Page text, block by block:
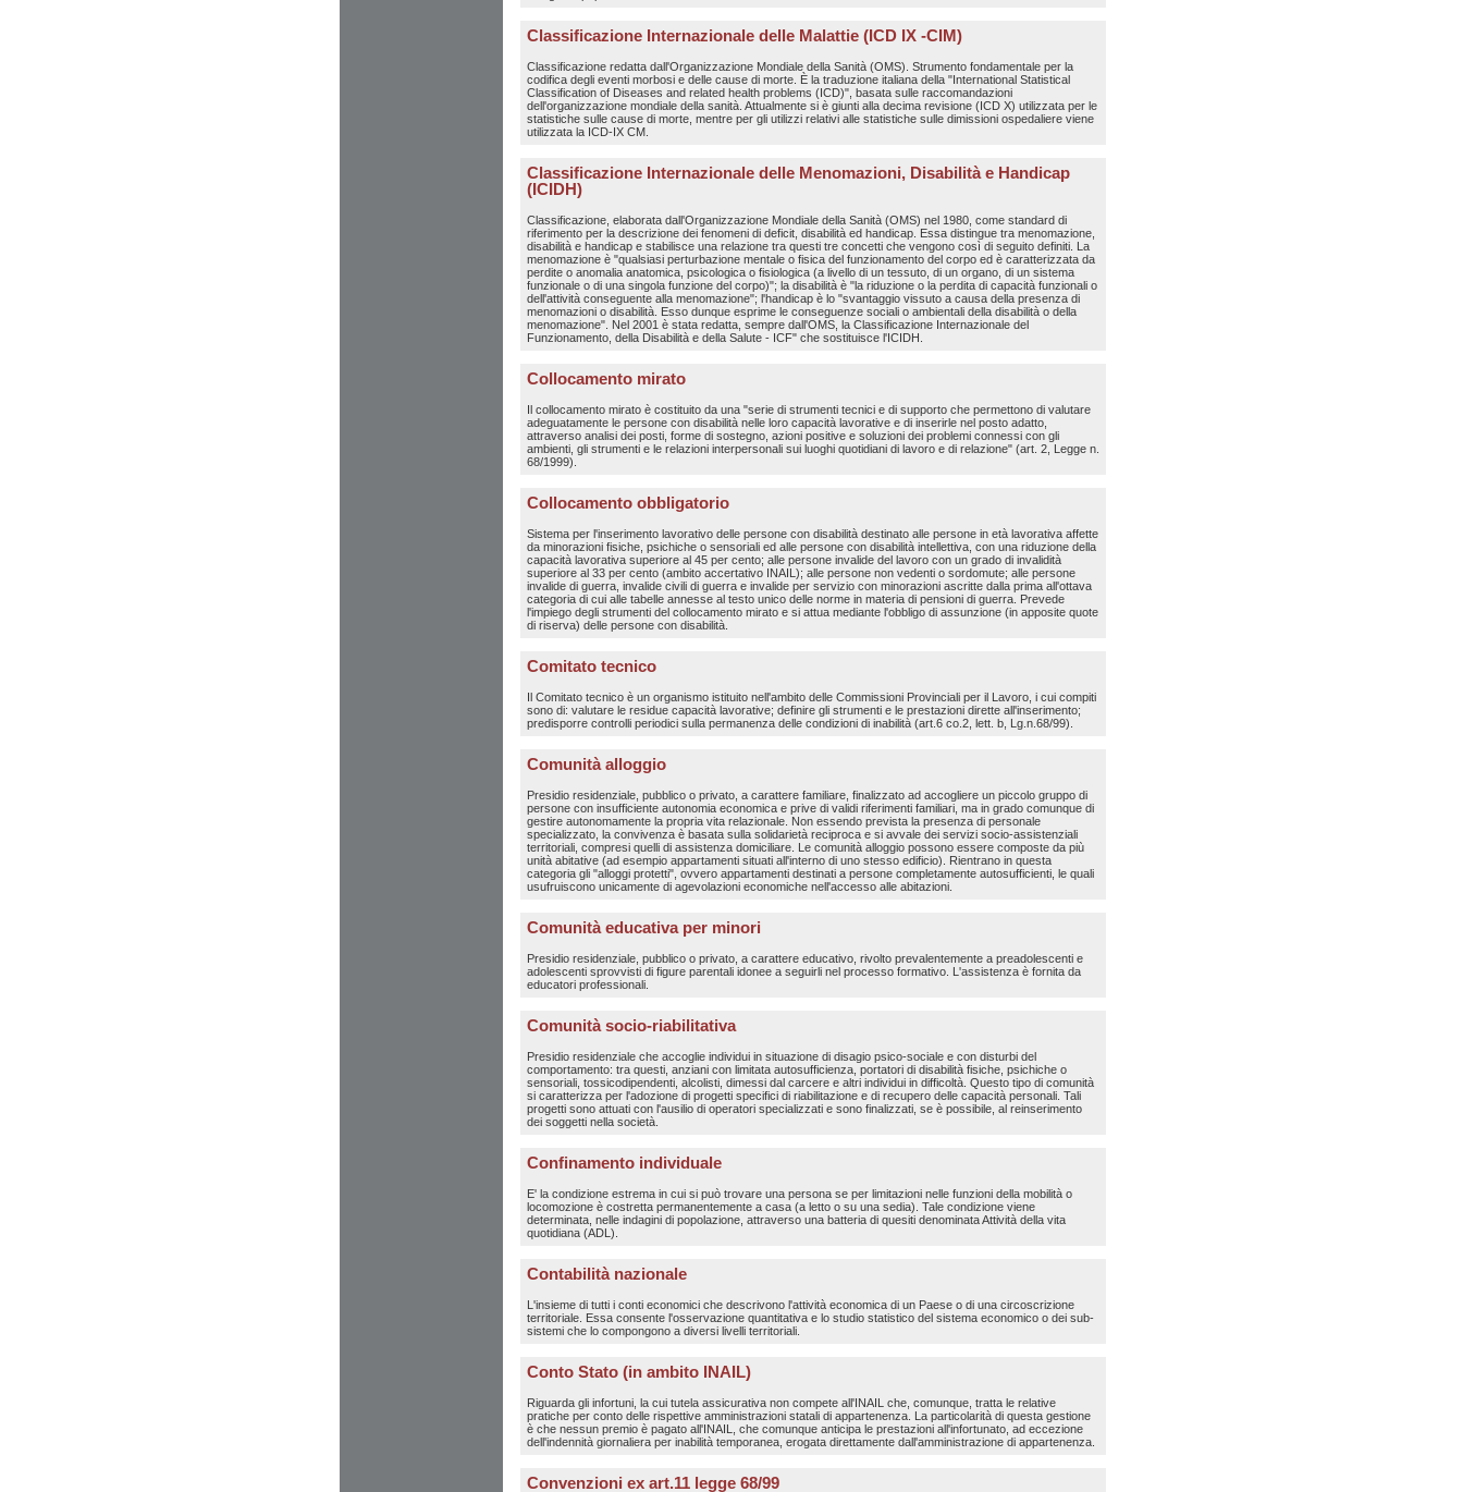
Classificazione Internazionale delle Malattie (ICD IX -CIM)
Classificazione redatta dall'Organizzazione Mondiale della Sanità (OMS). Strumento fondamentale per la
codifica degli eventi morbosi e delle cause di morte. È la traduzione italiana della "International Statistical
Classification of Diseases and related health problems (ICD)", basata sulle raccomandazioni
dell'organizzazione mondiale della sanità. Attualmente si è giunti alla decima revisione (ICD X) utilizzata per le
statistiche sulle cause di morte, mentre per gli utilizzi relativi alle statistiche sulle dimissioni ospedaliere viene
utilizzata la ICD-IX CM.
Classificazione Internazionale delle Menomazioni, Disabilità e Handicap
(ICIDH)
Classificazione, elaborata dall'Organizzazione Mondiale della Sanità (OMS) nel 1980, come standard di
riferimento per la descrizione dei fenomeni di deficit, disabilità ed handicap. Essa distingue tra menomazione,
disabilità e handicap e stabilisce una relazione tra questi tre concetti che vengono così di seguito definiti. La
menomazione è "qualsiasi perturbazione mentale o fisica del funzionamento del corpo ed è caratterizzata da
perdite o anomalia anatomica, psicologica o fisiologica (a livello di un tessuto, di un organo, di un sistema
funzionale o di una singola funzione del corpo)"; la disabilità è "la riduzione o la perdita di capacità funzionali o
dell'attività conseguente alla menomazione"; l'handicap è lo "svantaggio vissuto a causa della presenza di
menomazioni o disabilità. Esso dunque esprime le conseguenze sociali o ambientali della disabilità o della
menomazione". Nel 2001 è stata redatta, sempre dall'OMS, la Classificazione Internazionale del
Funzionamento, della Disabilità e della Salute - ICF" che sostituisce l'ICIDH.
Collocamento mirato
Il collocamento mirato è costituito da una "serie di strumenti tecnici e di supporto che permettono di valutare
adeguatamente le persone con disabilità nelle loro capacità lavorative e di inserirle nel posto adatto,
attraverso analisi dei posti, forme di sostegno, azioni positive e soluzioni dei problemi connessi con gli
ambienti, gli strumenti e le relazioni interpersonali sui luoghi quotidiani di lavoro e di relazione" (art. 2, Legge n.
68/1999).
Collocamento obbligatorio
Sistema per l'inserimento lavorativo delle persone con disabilità destinato alle persone in età lavorativa affette
da minorazioni fisiche, psichiche o sensoriali ed alle persone con disabilità intellettiva, con una riduzione della
capacità lavorativa superiore al 45 per cento; alle persone invalide del lavoro con un grado di invalidità
superiore al 33 per cento (ambito accertativo INAIL); alle persone non vedenti o sordomute; alle persone
invalide di guerra, invalide civili di guerra e invalide per servizio con minorazioni ascritte dalla prima all'ottava
categoria di cui alle tabelle annesse al testo unico delle norme in materia di pensioni di guerra. Prevede
l'impiego degli strumenti del collocamento mirato e si attua mediante l'obbligo di assunzione (in apposite quote
di riserva) delle persone con disabilità.
Comitato tecnico
Il Comitato tecnico è un organismo istituito nell'ambito delle Commissioni Provinciali per il Lavoro, i cui compiti
sono di: valutare le residue capacità lavorative; definire gli strumenti e le prestazioni dirette all'inserimento;
predisporre controlli periodici sulla permanenza delle condizioni di inabilità (art.6 co.2, lett. b, Lg.n.68/99).
Comunità alloggio
Presidio residenziale, pubblico o privato, a carattere familiare, finalizzato ad accogliere un piccolo gruppo di
persone con insufficiente autonomia economica e prive di validi riferimenti familiari, ma in grado comunque di
gestire autonomamente la propria vita relazionale. Non essendo prevista la presenza di personale
specializzato, la convivenza è basata sulla solidarietà reciproca e si avvale dei servizi socio-assistenziali
territoriali, compresi quelli di assistenza domiciliare. Le comunità alloggio possono essere composte da più
unità abitative (ad esempio appartamenti situati all'interno di uno stesso edificio). Rientrano in questa
categoria gli "alloggi protetti", ovvero appartamenti destinati a persone completamente autosufficienti, le quali
usufruiscono unicamente di agevolazioni economiche nell'accesso alle abitazioni.
Comunità educativa per minori
Presidio residenziale, pubblico o privato, a carattere educativo, rivolto prevalentemente a preadolescenti e
adolescenti sprovvisti di figure parentali idonee a seguirli nel processo formativo. L'assistenza è fornita da
educatori professionali.
Comunità socio-riabilitativa
Presidio residenziale che accoglie individui in situazione di disagio psico-sociale e con disturbi del
comportamento: tra questi, anziani con limitata autosufficienza, portatori di disabilità fisiche, psichiche o
sensoriali, tossicodipendenti, alcolisti, dimessi dal carcere e altri individui in difficoltà. Questo tipo di comunità
si caratterizza per l'adozione di progetti specifici di riabilitazione e di recupero delle capacità personali. Tali
progetti sono attuati con l'ausilio di operatori specializzati e sono finalizzati, se è possibile, al reinserimento
dei soggetti nella società.
Confinamento individuale
E' la condizione estrema in cui si può trovare una persona se per limitazioni nelle funzioni della mobilità o
locomozione è costretta permanentemente a casa (a letto o su una sedia). Tale condizione viene
determinata, nelle indagini di popolazione, attraverso una batteria di quesiti denominata Attività della vita
quotidiana (ADL).
Contabilità nazionale
L'insieme di tutti i conti economici che descrivono l'attività economica di un Paese o di una circoscrizione
territoriale. Essa consente l'osservazione quantitativa e lo studio statistico del sistema economico o dei sub-
sistemi che lo compongono a diversi livelli territoriali.
Conto Stato (in ambito INAIL)
Riguarda gli infortuni, la cui tutela assicurativa non compete all'INAIL che, comunque, tratta le relative
pratiche per conto delle rispettive amministrazioni statali di appartenenza. La particolarità di questa gestione
è che nessun premio è pagato all'INAIL, che comunque anticipa le prestazioni all'infortunato, ad eccezione
dell'indennità giornaliera per inabilità temporanea, erogata direttamente dall'amministrazione di appartenenza.
Convenzioni ex art.11 legge 68/99